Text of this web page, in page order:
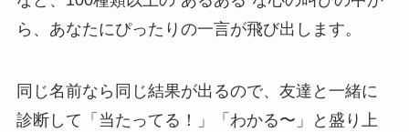
ら、あなたにぴったりの一言が飛び出します。
同じ名前なら同じ結果が出るので、友達と一緒に
診断して「当たってる！」「わかる〜」と盛り上